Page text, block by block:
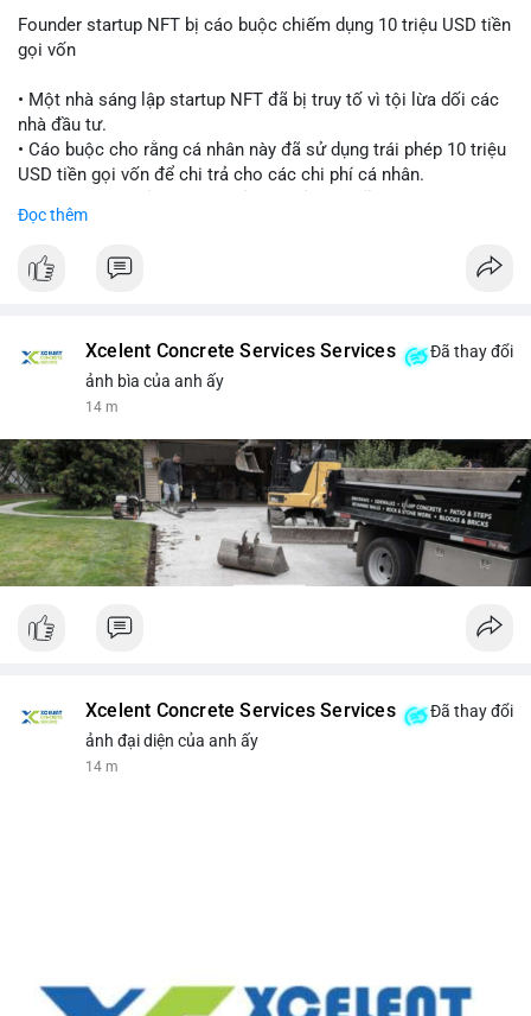
Founder startup NFT bị cáo buộc chiếm dụng 10 triệu USD tiền
gọi vốn
• Một nhà sáng lập startup NFT đã bị truy tố vì tội lừa dối các
nhà đầu tư.
• Cáo buộc cho rằng cá nhân này đã sử dụng trái phép 10 triệu
USD tiền gọi vốn để chi trả cho các chi phí cá nhân.
Web3.
#cryptonews #nft
#titanbot
Đọc thêm
Xcelent Concrete Services Services
Đã thay đổi
ảnh bìa của anh ấy
14 m
Xcelent Concrete Services Services
Đã thay đổi
ảnh đại diện của anh ấy
14 m